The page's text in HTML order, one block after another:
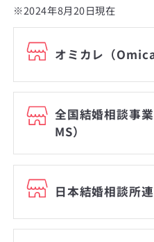
※2024年8月20日現在
オミカレ（
全国結婚相談事
MS）
日本結婚相談所